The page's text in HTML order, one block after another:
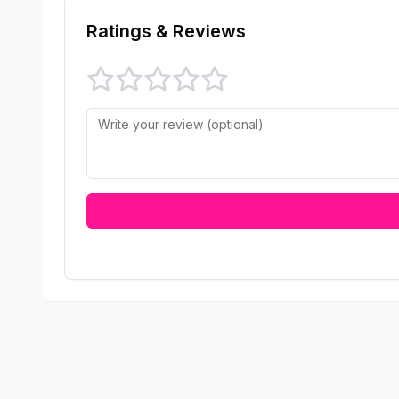
Ratings & Reviews